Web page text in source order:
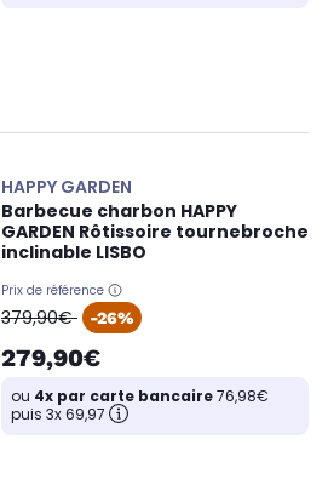
HAPPY GARDEN
Barbecue charbon HAPPY
GARDEN Rôtissoire tournebroche
inclinable LISBO
Prix de référence
oldPrice
379,90€ -26%
279,90€
ou 4x par carte bancaire76,98€
puis 3x 69,97